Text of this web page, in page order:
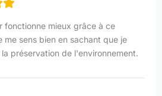
fonctionne mieux grâce à ce
me sens bien en sachant que je
préservation de l'environnement.